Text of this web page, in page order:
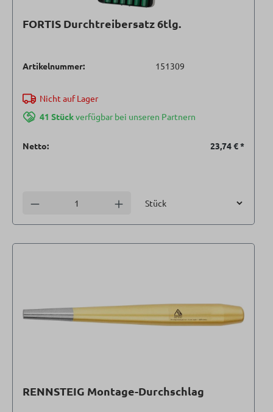
FORTIS Durchtreibersatz 6tlg.
Artikelnummer: 151309
Nicht auf Lager
41 Stückverfügbar bei unseren Partnern
Netto: 23,74 €*
Anzahl verringern Anzahl erhöhen
RENNSTEIG Montage-Durchschlag